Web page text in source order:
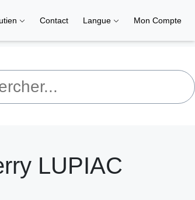
Contact Langue Mon Compte
LUPIAC